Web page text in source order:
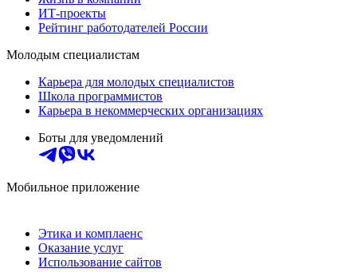
ИТ-проекты
Рейтинг работодателей России
Молодым специалистам
Карьера для молодых специалистов
Школа программистов
Карьера в некоммерческих организациях
Боты для уведомлений
Мобильное приложение
Этика и комплаенс
Оказание услуг
Использование сайтов